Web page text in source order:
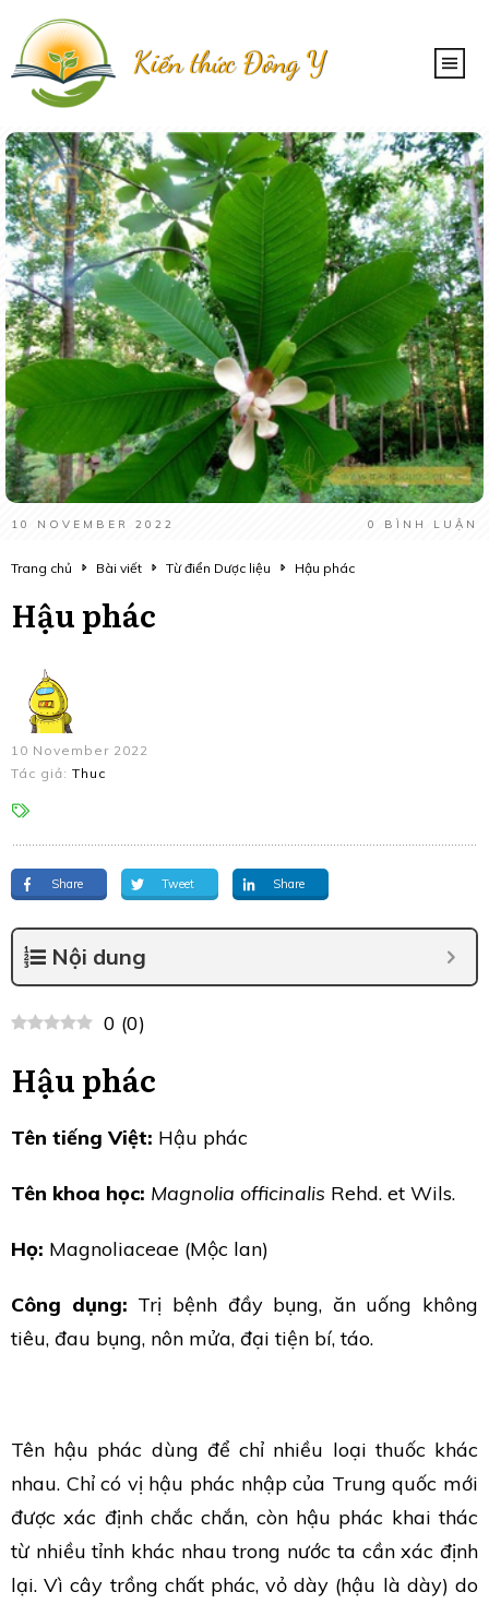
Kiến thức Đông Y
10 NOVEMBER 2022 0 BÌNH LUẬN
Trang chủ Bài viết Từ điển Dược liệu Hậu phác
Hậu phác
10 November 2022
Tác giả: Thuc
Share Tweet Share
Nội dung
0 (0)
Hậu phác
Tên tiếng Việt: Hậu phác
Tên khoa học: Magnolia officinalis Rehd. et Wils.
Họ: Magnoliaceae (Mộc lan)
Công dụng: Trị bệnh đầy bụng, ăn uống không
tiêu, đau bụng, nôn mửa, đại tiện bí, táo.
Tên hậu phác dùng để chỉ nhiều loại thuốc khác
nhau. Chỉ có vị hậu phác nhập của Trung quốc mới
được xác định chắc chắn, còn hậu phác khai thác
từ nhiều tỉnh khác nhau trong nước ta cần xác định
lại. Vì cây trồng chất phác, vỏ dày (hậu là dày) do